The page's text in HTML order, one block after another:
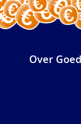
Over